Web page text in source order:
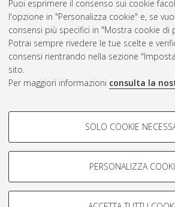
Puoi esprimere il consenso sui cookie
l'opzione in "Personalizza cookie" e, se
consensi più specifici in "Mostra cookie di
Potrai sempre rivedere le tue scelte e
consensi rientrando nella sezione
sito.
Per maggiori informazioni consulta la
COOKIE DI PROFILAZIONE -
Si tratta di cookie utilizzati per analizzare
navigazione degli utenti, creare profili in
Mostra cookie di profilazione
SOLO COOKIE
PERSONALIZZA
Atom
Rss 1.0
Rss 2.0
AMS Laurea
Impostazioni Cookie
Informativa sulla privacy
Condizioni d’uso del sito